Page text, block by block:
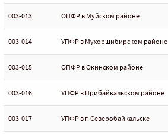
003-013 ОПФР в Муйском районе
003-014 УПФР в Мухоршибирском районе
003-015 ОПФР в Окинском районе
003-016 УПФР в Прибайкальском районе
003-017 УПФР в г. Северобайкальске